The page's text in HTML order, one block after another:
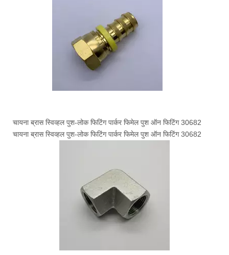
चायना ब्रास स्विव्हल पुश-लोक फिटिंग पार्कर फिमेल पुश ऑन फिटिंग 30682
चायना ब्रास स्विव्हल पुश-लोक फिटिंग पार्कर फिमेल पुश ऑन फिटिंग 30682